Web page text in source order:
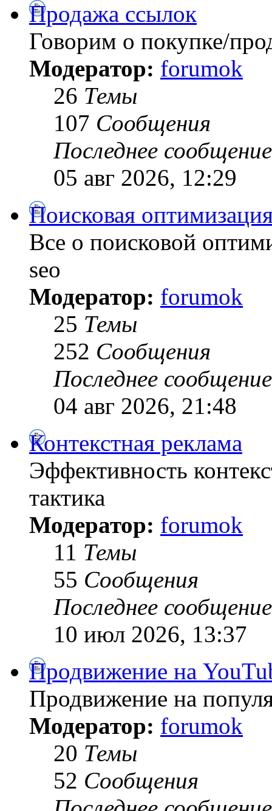
Продажа ссылок
Говорим о покупке/
Модератор: forumok
26 Темы
107 Сообщения
Последнее сообщение
05 авг 2026, 12:29
Поисковая
Все о поисковой
seo
Модератор: forumok
25 Темы
252 Сообщения
Последнее сообщение
04 авг 2026, 21:48
Контекстная реклама
Эффективность
тактика
Модератор: forumok
11 Темы
55 Сообщения
Последнее сообщение
10 июл 2026, 13:37
Продвижение на
Продвижение на
Модератор: forumok
20 Темы
52 Сообщения